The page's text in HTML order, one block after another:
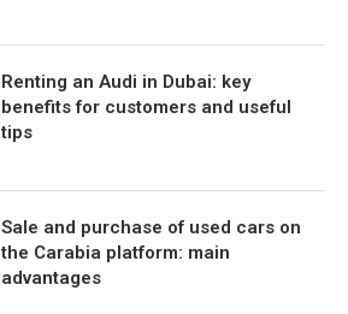
Renting an Audi in Dubai: key
benefits for customers and useful
tips
Sale and purchase of used cars on
the Carabia platform: main
advantages